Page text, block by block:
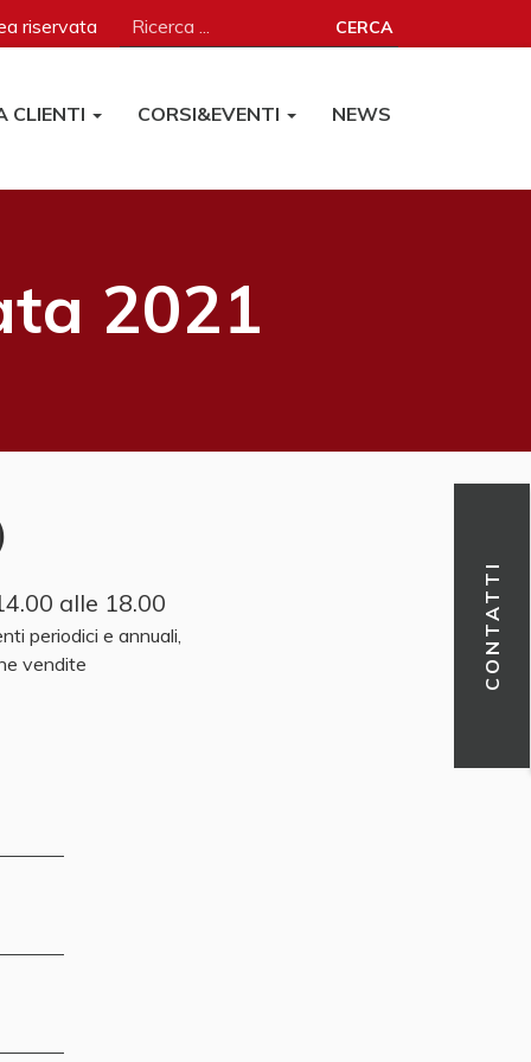
CONTATTI
riservata CERCA
CLIENTI CORSI&EVENTI NEWS
2021
alle 18.00
periodici e annuali,
vendite